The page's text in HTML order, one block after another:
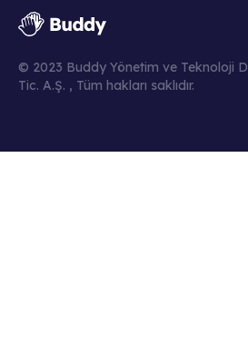
© 2023 Buddy Yönetim ve Teknoloji
Tic. A.Ş. , Tüm hakları saklıdır.